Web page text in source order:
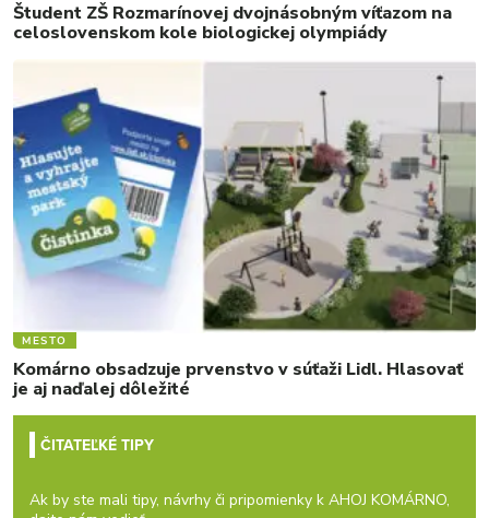
Študent ZŠ Rozmarínovej dvojnásobným víťazom na
celoslovenskom kole biologickej olympiády
MESTO
Komárno obsadzuje prvenstvo v súťaži Lidl. Hlasovať
je aj naďalej dôležité
ČITATEĽKÉ TIPY
Ak by ste mali tipy, návrhy či pripomienky k AHOJ KOMÁRNO,